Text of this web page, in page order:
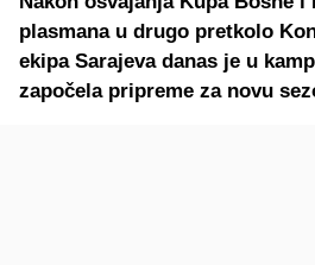
plasmana u drugo pretkolo
ekipa Sarajeva danas je u
započela pripreme za novu